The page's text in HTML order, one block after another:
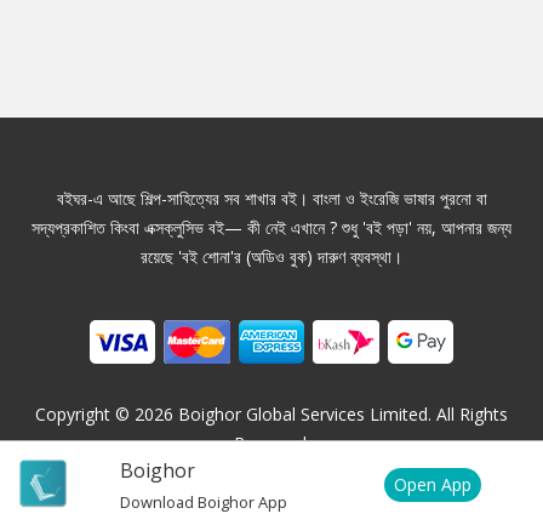
Boighor
Download Boighor App
Open App
বইঘর-এ আছে শিল্প-সাহিত্যের সব শাখার বই। বাংলা ও ইংরেজি ভাষার পুরনো বা
সদ্যপ্রকাশিত কিংবা এক্সক্লুসিভ বই— কী নেই এখানে ? শুধু 'বই পড়া' নয়, আপনার জন্য
রয়েছে 'বই শোনা'র (অডিও বুক) দারুণ ব্যবস্থা।
Copyright © 2026 Boighor Global Services Limited. All Rights
Reserved.